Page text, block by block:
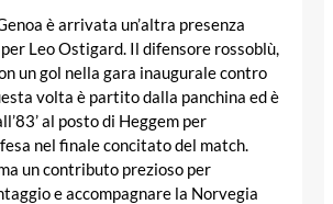
è arrivata un’altra presenza
Leo Ostigard. Il difensore rossoblù,
un gol nella gara inaugurale contro
volta è partito dalla panchina ed è
al posto di Heggem per
nel finale concitato del match.
un contributo prezioso per
e accompagnare la Norvegia